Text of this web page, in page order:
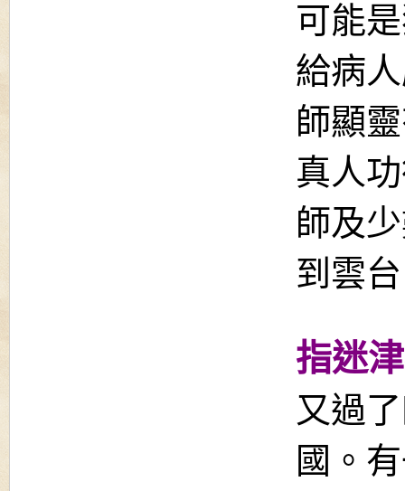
可能
給病
師顯
真人
師及
到雲
指迷
又過
國。